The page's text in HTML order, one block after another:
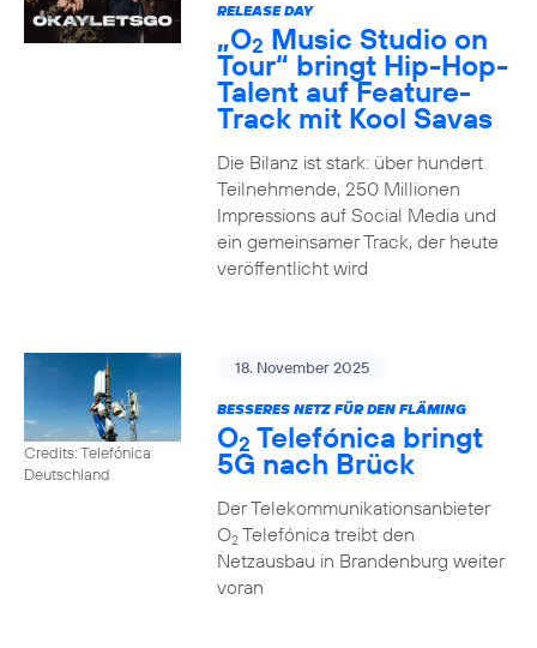
RELEASE DAY
„O2 Music Studio on
Tour“ bringt Hip-Hop-
Talent auf Feature-
Track mit Kool Savas
Die Bilanz ist stark: über hundert
Teilnehmende, 250 Millionen
Impressions auf Social Media und
ein gemeinsamer Track, der heute
veröffentlicht wird
Credits: Telefónica
Deutschland
18. November 2025
BESSERES NETZ FÜR DEN FLÄMING
O2 Telefónica bringt
5G nach Brück
Der Telekommunikationsanbieter
O2Telefónica treibt den
Netzausbau in Brandenburg weiter
voran